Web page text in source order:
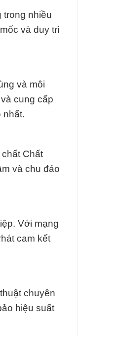
trong nhiều
và duy trì
và môi
cung cấp
nhất.
Chất
và chu đáo
Với mạng
cam kết
chuyên
hiệu suất